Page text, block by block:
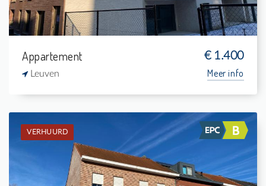
Appartement € 1.400
Leuven Meer info
VERHUURD
Verhuurd: Duplex